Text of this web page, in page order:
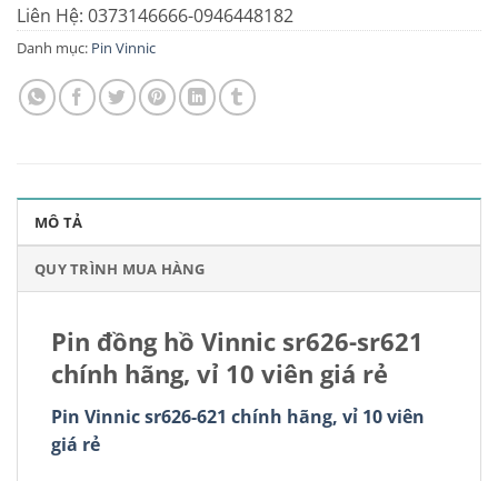
Liên Hệ: 0373146666-0946448182
Danh mục: Pin Vinnic
MÔ TẢ
QUY TRÌNH MUA HÀNG
Pin đồng hồ Vinnic sr626-sr621
chính hãng, vỉ 10 viên giá rẻ
Pin Vinnic sr626-621 chính hãng, vỉ 10 viên
giá rẻ